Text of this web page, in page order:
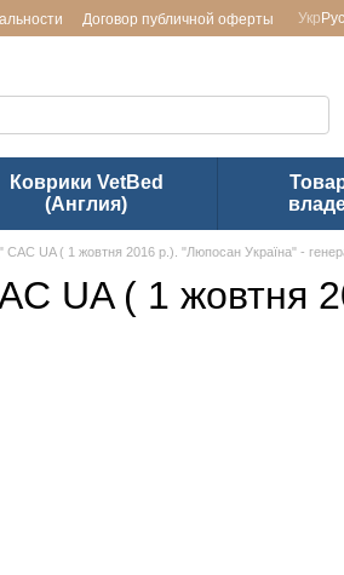
Договор публичной оферты Укр Рус
Коврики VetBed
(Англия)
CAC UA ( 1 жовтня 2016 р.). "Люпосан Україна" -
UA ( 1 жовтня